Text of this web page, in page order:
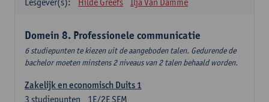
Domein 8. Professionele communicatie
6 studiepunten te kiezen uit de aangeboden talen. Gedurende de
bachelor moeten minstens 2 niveaus van 2 talen behaald worden.
Zakelijk en economisch Duits 1
1E/2E SEM
3 studiepunten